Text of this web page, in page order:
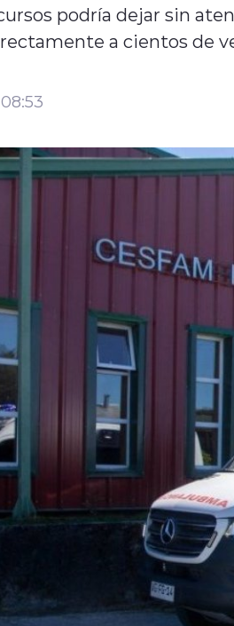
podría dejar sin
a cientos de
08:53